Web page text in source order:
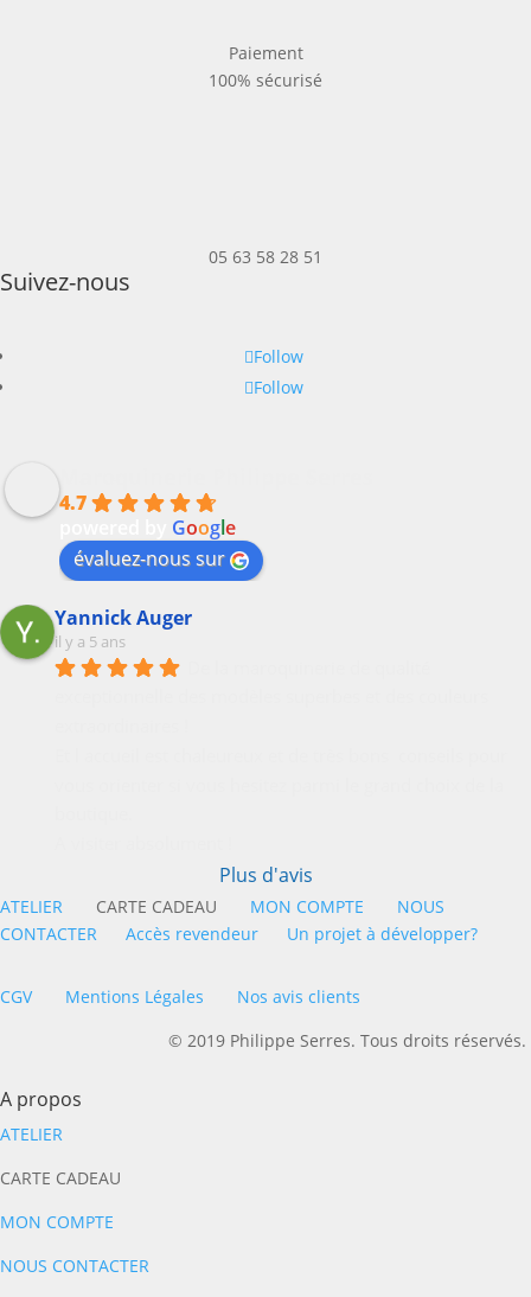
Paiement
100% sécurisé
05 63 58 28 51
Suivez-nous
Follow
Follow
4.7
Google
évaluez-nous sur
Yannick Auger
il y a 5 ans
Plus d'avis
ATELIER CARTE CADEAU MON COMPTE
NOUS
CONTACTER
Accès revendeur Un projet à développer?
CGV Mentions Légales
Nos avis clients
© 2019 Philippe Serres. Tous droits réservés.
A propos
ATELIER
CARTE CADEAU
MON COMPTE
NOUS CONTACTER